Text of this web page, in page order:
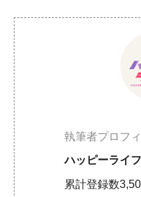
執筆者プロフ
ハッピーライ
累計登録数